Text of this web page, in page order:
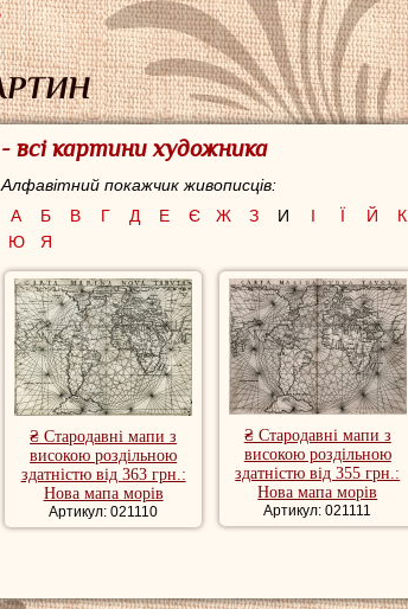
- всі картини художника
Алфавітний покажчик живописців:
А
Б В Г Д Е Є Ж З И І Ї Й К
Ю
Я
₴ Стародавні мапи з
високою роздільною
здатністю від 363 грн.:
Нова мапа морів
Артикул: 021110
₴ Стародавні мапи з
високою роздільною
здатністю від 355 грн.:
Нова мапа морів
Артикул: 021111